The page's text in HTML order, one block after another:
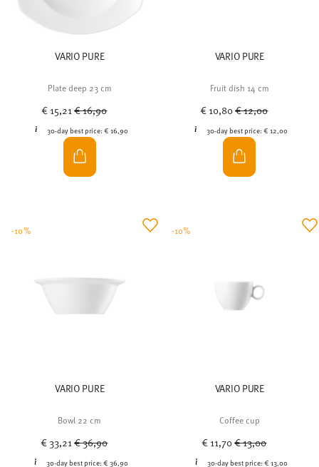
VARIO PURE
Plate deep 23 cm
€ 15,21Price reduced from
€ 16,90
30-day best price: € 16,90
VARIO PURE
Fruit dish 14 cm
€ 10,80Price reduced from
€ 12,00
30-day best price:€ 12,00
VARIO PURE
Bowl 22 cm
€ 33,21Price reduced from
€ 36,90
30-day best price:€ 36,90
-10%
VARIO PURE
Coffee cup
€ 11,70Price reduced from
€ 13,00
30-day best price: € 13,00
-10%